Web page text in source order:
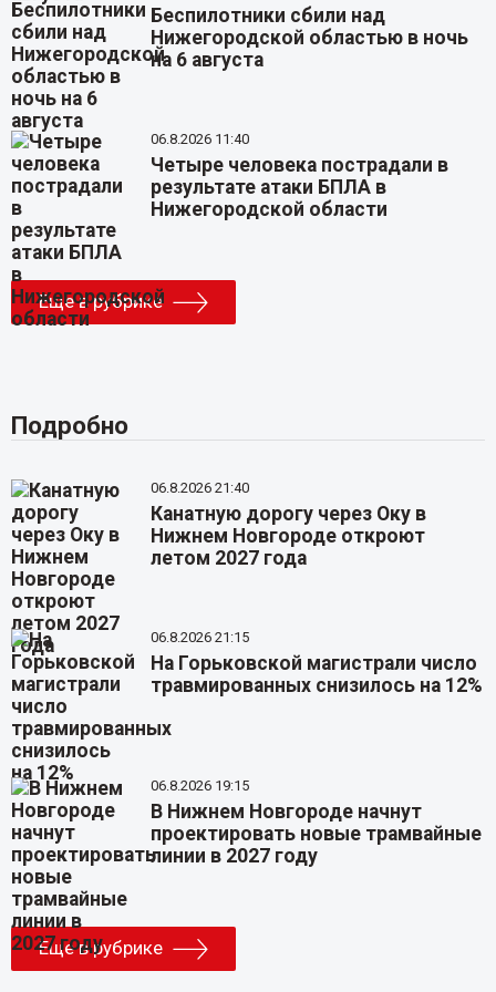
Беспилотники сбили над
Нижегородской областью в ночь
на 6 августа
06.8.2026 11:40
Четыре человека пострадали в
результате атаки БПЛА в
Нижегородской области
Еще в рубрике
Подробно
06.8.2026 21:40
Канатную дорогу через Оку в
Нижнем Новгороде откроют
летом 2027 года
06.8.2026 21:15
На Горьковской магистрали число
травмированных снизилось на 12%
06.8.2026 19:15
В Нижнем Новгороде начнут
проектировать новые трамвайные
линии в 2027 году
Еще в рубрике